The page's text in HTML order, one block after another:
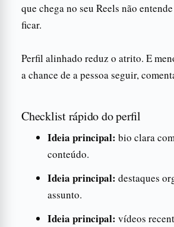
que chega no seu Reels não
ficar.
Perfil alinhado reduz o atrito. E
a chance de a pessoa seguir,
Checklist rápido do perfil
Ideia principal: bio clara
conteúdo.
Ideia principal: destaques
assunto.
Ideia principal: vídeos